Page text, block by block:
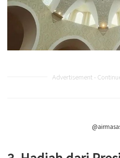
Advertisement -